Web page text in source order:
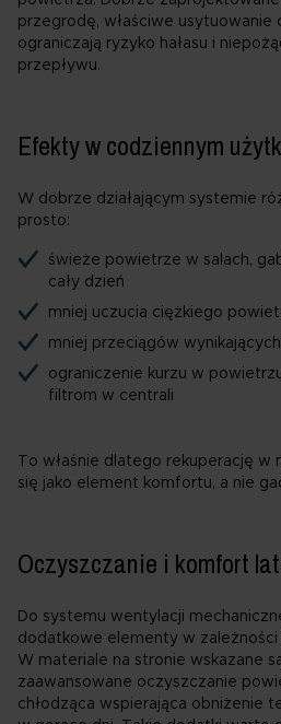
przegrodę, właściwe usytuowanie
ograniczają ryzyko hałasu i
przepływu.
Efekty w codziennym
W dobrze działającym systemie
prosto:
świeże powietrze w salach,
cały dzień
mniej uczucia ciężkiego
mniej przeciągów
ograniczenie kurzu w
filtrom w centrali
To właśnie dlatego rekuperację w
się jako element komfortu, a nie
Oczyszczanie i komfort
Do systemu wentylacji
dodatkowe elementy w
W materiale na stronie wskazane
zaawansowane oczyszczanie
chłodząca wspierająca obniżenie